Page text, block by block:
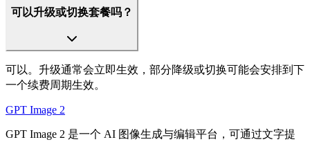
可以升级或切换套餐吗？
可以。升级通常会立即生效，部分降级或切换可能会安排到下
一个续费周期生效。
GPT Image 2
GPT Image 2 是一个 AI 图像生成与编辑平台，可通过文字提